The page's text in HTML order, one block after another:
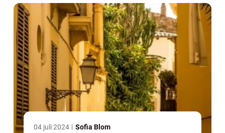
04 juli 2024 Sofia Blom